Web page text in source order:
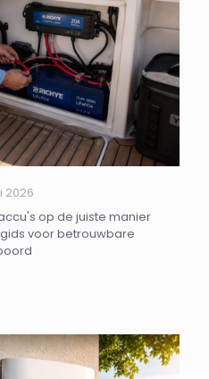
2026
op de juiste manier
voor betrouwbare